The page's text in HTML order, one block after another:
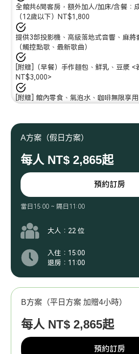
全館共6間客房，額外加人/加床/含餐：
（12歲以下）NT$1,800
提供3部投影機、高級落地式音響、麻將
（觸控點歌、最新歌曲）
[附贈]（早餐）手作麵包、鮮乳、豆漿 <
NT$3,000>
[附贈] 館內零食、氣泡水、咖啡無限享
樂區套票（含接送）
客房內備有室內拖鞋、浴巾、毛巾、沐
機、踏墊、電熱水壺、玻璃水壺、茶杯
性牙刷、牙膏、浴帽、梳子不主動提供
A方案（假日方案）
每人 NT$ 2,865起
預約訂房
當日15:00 ~ 隔日11:00
大人：22 位
入住：15:00
退房：11:00
B方案（平日方案 加贈4小時）
每人 NT$ 2,865起
預約訂房